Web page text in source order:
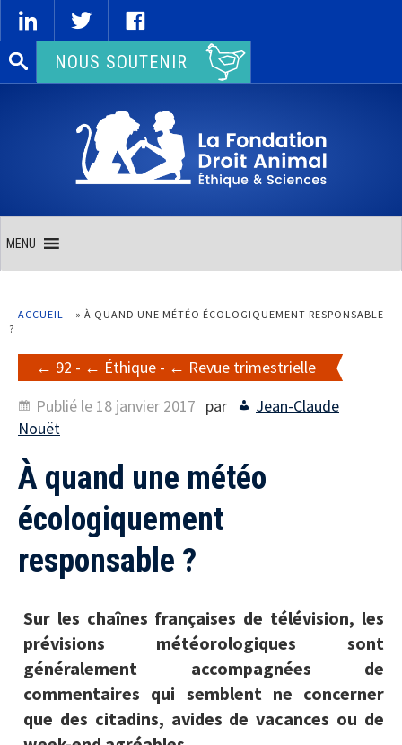
Rechercher :NOUS SOUTENIR
MENU
ACCUEIL » À QUAND UNE MÉTÉO ÉCOLOGIQUEMENT RESPONSABLE
?
92 - Éthique -
Revue trimestrielle
Publié le 18 janvier 2017 par
Jean-Claude
Nouët
À quand une météo
écologiquement
responsable ?
Sur les chaînes françaises de télévision, les
prévisions météorologiques sont
généralement accompagnées de
commentaires qui semblent ne concerner
que des citadins, avides de vacances ou de